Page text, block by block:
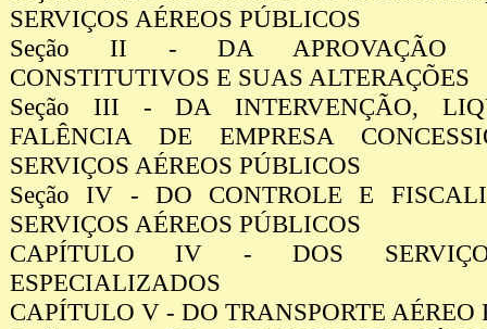
SERVIÇOS AÉREOS PÚBLICOS
Seção II - DA APROVAÇÃO
CONSTITUTIVOS E SUAS ALTERAÇÕES
Seção III - DA INTERVENÇÃO,
FALÊNCIA DE EMPRESA
SERVIÇOS AÉREOS PÚBLICOS
Seção IV - DO CONTROLE E
SERVIÇOS AÉREOS PÚBLICOS
CAPÍTULO IV - DOS
ESPECIALIZADOS
CAPÍTULO V - DO TRANSPORTE AÉREO